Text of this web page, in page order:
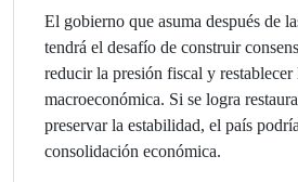
El gobierno que asuma después de
tendrá el desafío de construir
reducir la presión fiscal y
macroeconómica. Si se logra
preservar la estabilidad, el país
consolidación económica.